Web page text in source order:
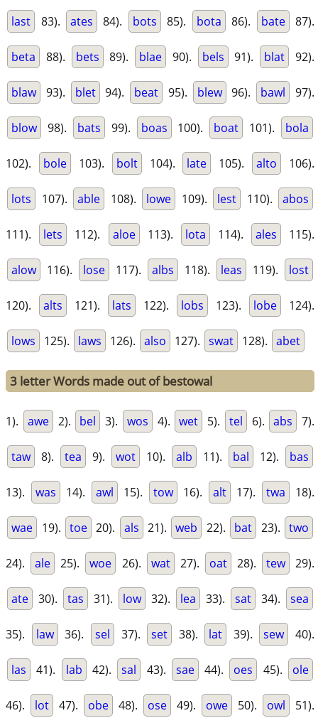
last 83). ates 84). bots 85). bota 86). bate 87).
beta 88). bets 89). blae 90). bels 91). blat 92).
blaw 93). blet 94). beat 95). blew 96). bawl 97).
blow 98). bats 99). boas 100). boat 101). bola
102). bole 103). bolt 104). late 105). alto 106).
lots 107). able 108). lowe 109). lest 110). abos
111). lets 112). aloe 113). lota 114). ales 115).
alow 116). lose 117). albs 118). leas 119). lost
120). alts 121). lats 122). lobs 123). lobe 124).
lows 125). laws 126). also 127). swat 128). abet
3 letter Words made out of bestowal
1). awe 2). bel 3). wos 4). wet 5). tel 6). abs 7).
taw 8). tea 9). wot 10). alb 11). bal 12). bas
13). was 14). awl 15). tow 16). alt 17). twa 18).
wae 19). toe 20). als 21). web 22). bat 23). two
24). ale 25). woe 26). wat 27). oat 28). tew 29).
ate 30). tas 31). low 32). lea 33). sat 34). sea
35). law 36). sel 37). set 38). lat 39). sew 40).
las 41). lab 42). sal 43). sae 44). oes 45). ole
46). lot 47). obe 48). ose 49). owe 50). owl 51).